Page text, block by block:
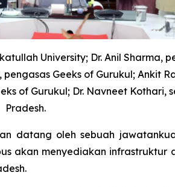
University; Dr. Anil Sharma,
Geeks of Gurukul; Ankit
of Gurukul; Dr. Navneet
Pradesh.
datang oleh sebuah
akan menyediakan